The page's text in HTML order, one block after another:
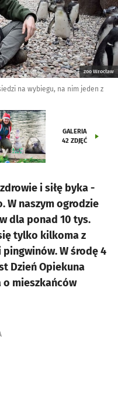
zoo Wrocław
na wybiegu, na nim jeden z
GALERIA
42 ZDJĘĆ
i siłę byka -
W naszym ogrodzie
dla ponad 10 tys.
tylko kilkoma z
W środę 4
Dzień Opiekuna
mieszkańców